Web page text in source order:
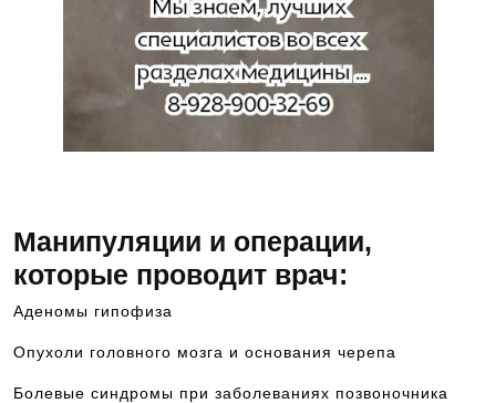
Манипуляции и операции,
которые проводит врач:
Аденомы гипофиза
Опухоли головного мозга и основания черепа
Болевые синдромы при заболеваниях позвоночника